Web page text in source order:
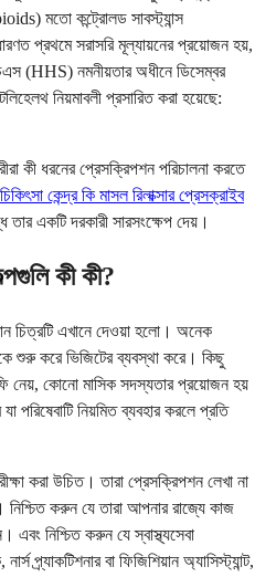
মতো কন্ট্রোলড সাবস্ট্যান্স
প্রথমে সরাসরি মূল্যায়নের প্রয়োজন হয়,
(HHS) নমনীয়তার অধীনে ডিসেম্বর
নিয়মাবলী প্রসারিত করা হয়েছে:
কী ধরনের প্রেসক্রিপশন পরিচালনা করতে
কেন্দ্র কি মাসল রিলাক্সার প্রেসক্রাইব
একটি দরকারী সারসংক্ষেপ দেয়।
কী কী?
চিত্রটি এখানে দেওয়া হলো। অনেক
শুরু করে ভিজিটের ব্যবস্থা করে। কিছু
ফি নেয়, কোনো মাসিক সদস্যতার প্রয়োজন হয়
পরিষেবাটি নিয়মিত ব্যবহার করলে প্রতি
করা উচিত। তারা প্রেসক্রিপশন লেখা না
নিশ্চিত করুন যে তারা আপনার রাজ্যে কাজ
এবং নিশ্চিত করুন যে স্বাস্থ্যসেবা
প্র্যাকটিশনার বা ফিজিশিয়ান অ্যাসিস্ট্যান্ট,